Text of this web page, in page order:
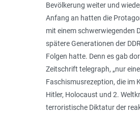
Bevölkerung weiter und
Anfang an hatten die
mit einem schwerwiegenden
spätere Generationen der
Folgen hatte. Denn es gab
Zeitschrift telegraph, „nur
Faschismusrezeption, die im
Hitler, Holocaust und 2.
terroristische Diktatur der